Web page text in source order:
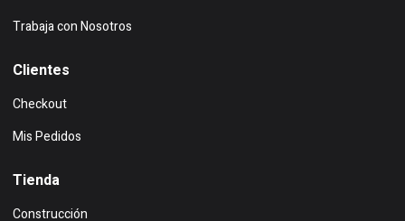
Trabaja con Nosotros
Clientes
Checkout
Mis Pedidos
Tienda
Construcción